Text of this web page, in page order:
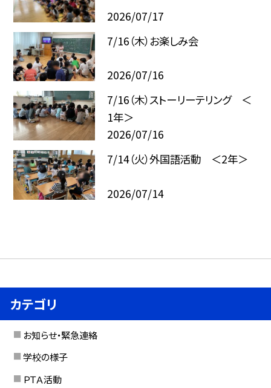
2026/07/17
7/16（木）お楽しみ会
2026/07/16
7/16（木）ストーリーテリング ＜
1年＞
2026/07/16
7/14（火）外国語活動 ＜2年＞
2026/07/14
カテゴリ
お知らせ・緊急連絡
学校の様子
ＰＴＡ活動